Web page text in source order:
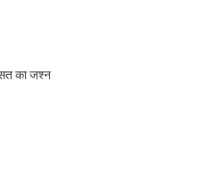
का जश्न